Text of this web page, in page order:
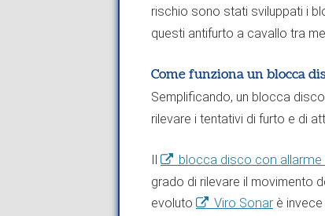
rischio sono stati sviluppati i
questi antifurto a cavallo tra
Come funziona un blocca
Semplificando, un blocca
rilevare i tentativi di furto e di
Il blocca disco con allarme
grado di rilevare il movimento
evoluto
Viro Sonar è